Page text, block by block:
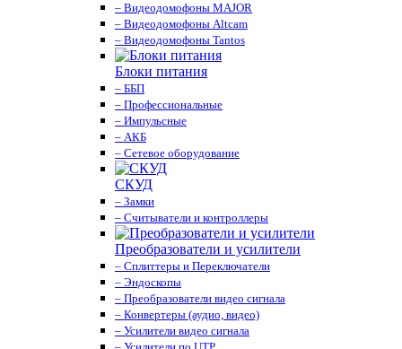
– Видеодомофоны MAJOR
– Видеодомофоны Altcam
– Видеодомофоны Tantos
Блоки питания
– ББП
– Профессиональные
– Импульсные
– АКБ
– Сетевое оборудование
СКУД
– Замки
– Считыватели и контроллеры
Преобразователи и усилители
– Сплиттеры и Переключатели
– Эндоскопы
– Преобразователи видео сигнала
– Конвертеры (аудио, видео)
– Усилители видео сигнала